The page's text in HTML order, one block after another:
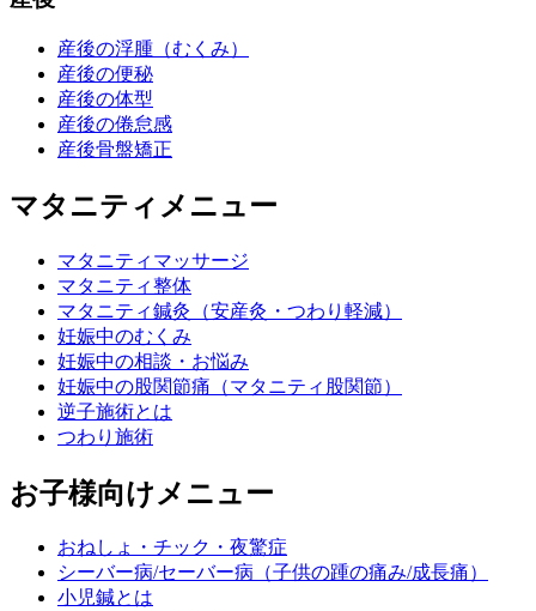
産後の浮腫（むくみ）
産後の便秘
産後の体型
産後の倦怠感
産後骨盤矯正
マタニティメニュー
マタニティマッサージ
マタニティ整体
マタニティ鍼灸（安産灸・つわり軽減）
妊娠中のむくみ
妊娠中の相談・お悩み
妊娠中の股関節痛（マタニティ股関節）
逆子施術とは
つわり施術
お子様向けメニュー
おねしょ・チック・夜驚症
シーバー病/セーバー病（子供の踵の痛み/成長痛）
小児鍼とは